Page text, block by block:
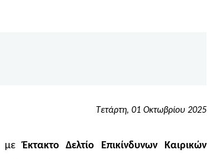
Τετάρτη, 01 Οκτωβρίου 2025
μεΈκτακτο Δελτίο Επικίνδυνων Καιρικών